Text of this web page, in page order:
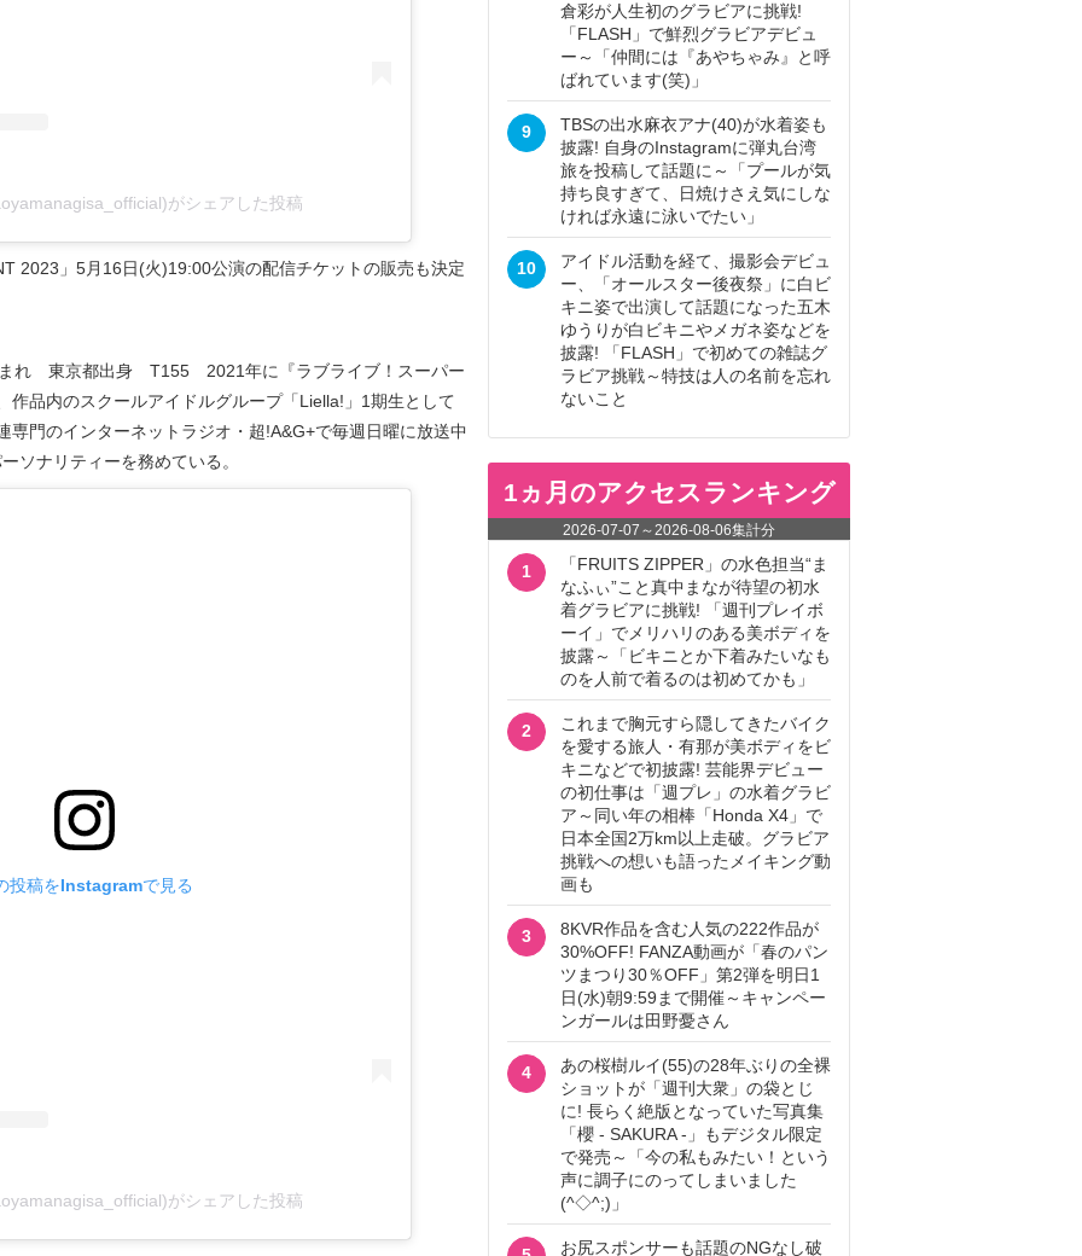
がシェアした投稿
2023」5月16日(火)19:00公演の配信チケットの販売も決定
まれ 東京都出身 T155 2021年に『ラブライブ！スーパー
作品内のスクールアイドルグループ「Liella!」1期生として
専門のインターネットラジオ・超!A&G+で毎週日曜に放送中
ソナリティーを務めている。
投稿をInstagramで見る
がシェアした投稿
倉彩が人生初のグラビアに挑戦!
「FLASH」で鮮烈グラビアデビュ
ー～「仲間には『あやちゃみ』と呼
ばれています(笑)」
9
TBSの出水麻衣アナ(40)が水着姿も
披露! 自身のInstagramに弾丸台湾
旅を投稿して話題に～「プールが気
持ち良すぎて、日焼けさえ気にしな
ければ永遠に泳いでたい」
10
アイドル活動を経て、撮影会デビュ
ー、「オールスター後夜祭」に白ビ
キニ姿で出演して話題になった五木
ゆうりが白ビキニやメガネ姿などを
披露! 「FLASH」で初めての雑誌グ
ラビア挑戦～特技は人の名前を忘れ
ないこと
1ヵ月のアクセスランキング
2026-07-07 ～2026-08-06集計分
1
「FRUITS ZIPPER」の水色担当“ま
なふぃ”こと真中まなが待望の初水
着グラビアに挑戦! 「週刊プレイボ
ーイ」でメリハリのある美ボディを
披露～「ビキニとか下着みたいなも
のを人前で着るのは初めてかも」
2
これまで胸元すら隠してきたバイク
を愛する旅人・有那が美ボディをビ
キニなどで初披露! 芸能界デビュー
の初仕事は「週プレ」の水着グラビ
ア～同い年の相棒「Honda X4」で
日本全国2万km以上走破。グラビア
挑戦への想いも語ったメイキング動
画も
3
8KVR作品を含む人気の222作品が
30%OFF! FANZA動画が「春のパン
ツまつり30％OFF」第2弾を明日1
日(水)朝9:59まで開催～キャンペー
ンガールは田野憂さん
4
あの桜樹ルイ(55)の28年ぶりの全裸
ショットが「週刊大衆」の袋とじ
に! 長らく絶版となっていた写真集
「櫻 - SAKURA -」もデジタル限定
で発売～「今の私もみたい！という
声に調子にのってしまいました
(^◇^;)」
お尻スポンサーも話題のNGなし破